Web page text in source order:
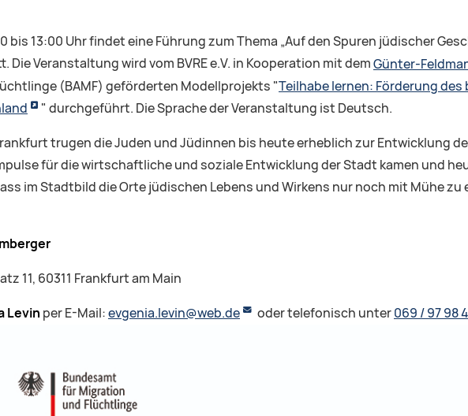
bis 13:00 Uhr findet eine Führung zum Thema „Auf den Spuren jüdischer
Die Veranstaltung wird vom BVRE e.V. in Kooperation mit demGünter-
(BAMF) geförderten Modellprojekts "Teilhabe lernen: Förderung
" durchgeführt. Die Sprache der Veranstaltung ist Deutsch.
trugen die Juden und Jüdinnen bis heute erheblich zur Entwicklung
für die wirtschaftliche und soziale Entwicklung der Stadt kamen und
im Stadtbild die Orte jüdischen Lebens und Wirkens nur noch mit Mühe zu
11, 60311 Frankfurt am Main
Levin per E-Mail:evgenia.levin@web.de oder telefonisch unter069 / 97 98